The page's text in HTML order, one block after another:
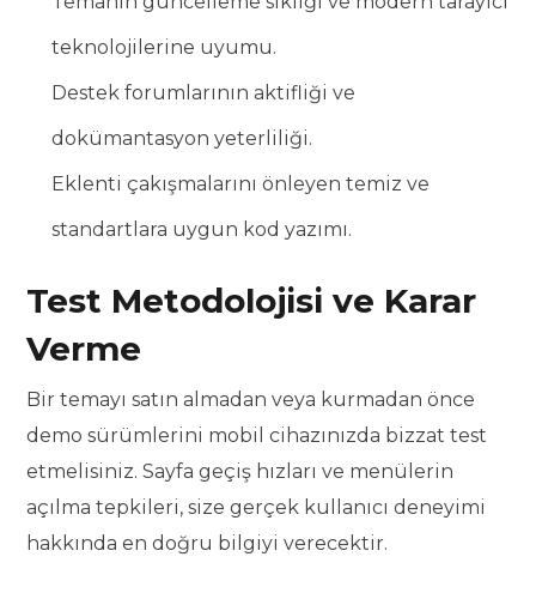
teknolojilerine uyumu.
Destek forumlarının aktifliği ve
dokümantasyon yeterliliği.
Eklenti çakışmalarını önleyen temiz ve
standartlara uygun kod yazımı.
Test Metodolojisi ve Karar
Verme
Bir temayı satın almadan veya kurmadan önce
demo sürümlerini mobil cihazınızda bizzat test
etmelisiniz. Sayfa geçiş hızları ve menülerin
açılma tepkileri, size gerçek kullanıcı deneyimi
hakkında en doğru bilgiyi verecektir.